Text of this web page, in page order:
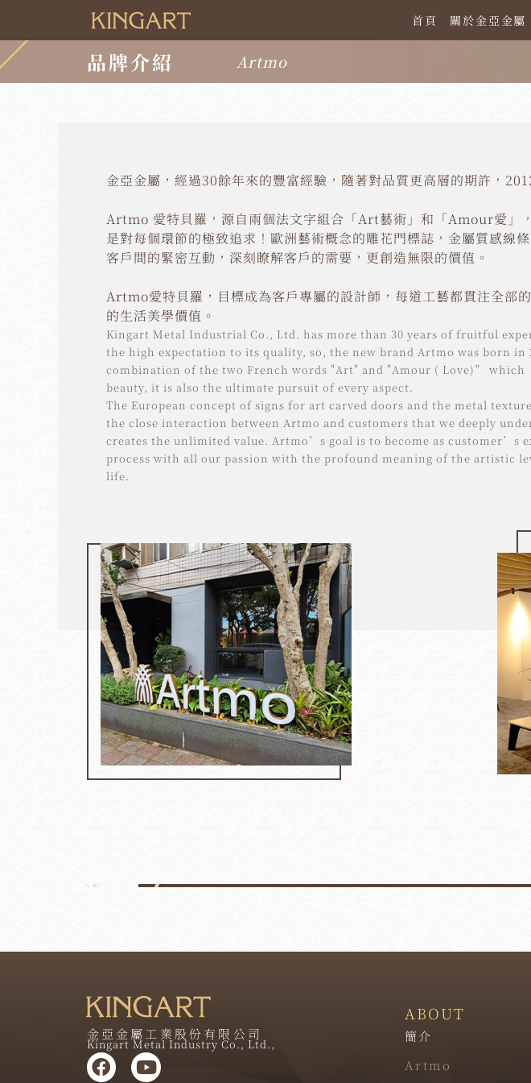
首頁 關於金亞金屬
品牌介紹 Artmo
金亞金屬，經過30餘年來的豐富經驗，隨著對品質更高層的期許，
Artmo 愛特貝羅，源自兩個法文字組合「Art藝術」和「Amour愛」
是對每個環節的極致追求！歐洲藝術概念的雕花門標誌，金屬質感線
客戶間的緊密互動，深刻瞭解客戶的需要，更創造無限的價值。
Artmo愛特貝羅，目標成為客戶專屬的設計師，每道工藝都貫注全部
的生活美學價值。
Kingart Metal Industrial Co., Ltd. has more than 30 years of fruitful
the high expectation to its quality, so, the new brand Artmo was born
combination of the two French words "Art" and "Amour ( Love)”
beauty, it is also the ultimate pursuit of every aspect.
The European concept of signs for art carved doors and the metal
the close interaction between Artmo and customers that we deeply
creates the unlimited value. Artmo’s goal is to become as customer’s
process with all our passion with the profound meaning of the artistic
life.
金亞金屬工業股份有限公司
Kingart Metal Industry Co., Ltd.,
ABOUT
簡介
Artmo